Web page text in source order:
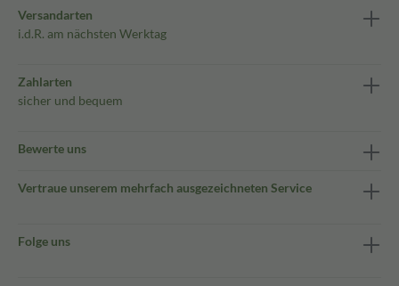
Versandarten
i.d.R. am nächsten Werktag
Zahlarten
sicher und bequem
Bewerte uns
Vertraue unserem mehrfach ausgezeichneten Service
Folge uns